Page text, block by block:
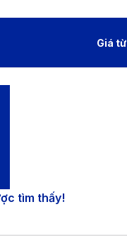
Giá từ
tìm thấy!